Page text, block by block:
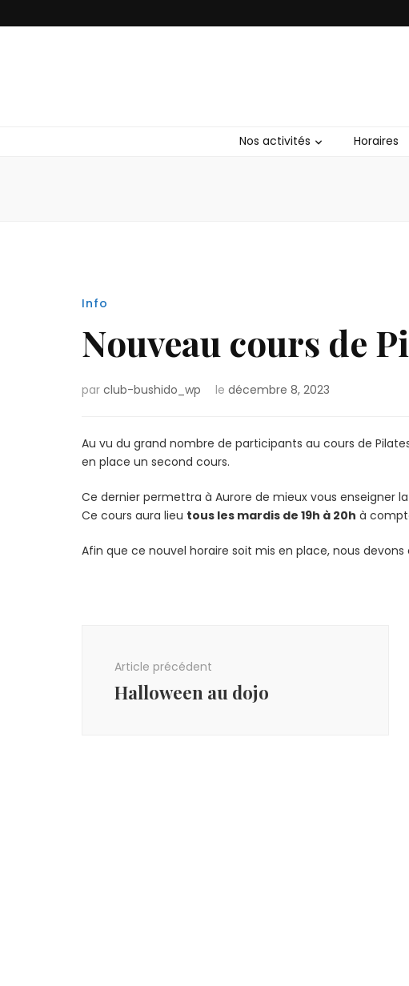
Nos activités Horaires
Info
Nouveau cours de
par club-bushido_wp le décembre 8, 2023
Au vu du grand nombre de participants au cours de
en place un second cours.
Ce dernier permettra à Aurore de mieux vous enseigner
Ce cours aura lieu tous les mardis de 19h à 20h à
Afin que ce nouvel horaire soit mis en place, nous devons
Article précédent
Halloween au dojo